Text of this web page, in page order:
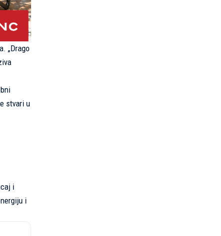
„Drago
stvari u
i
i